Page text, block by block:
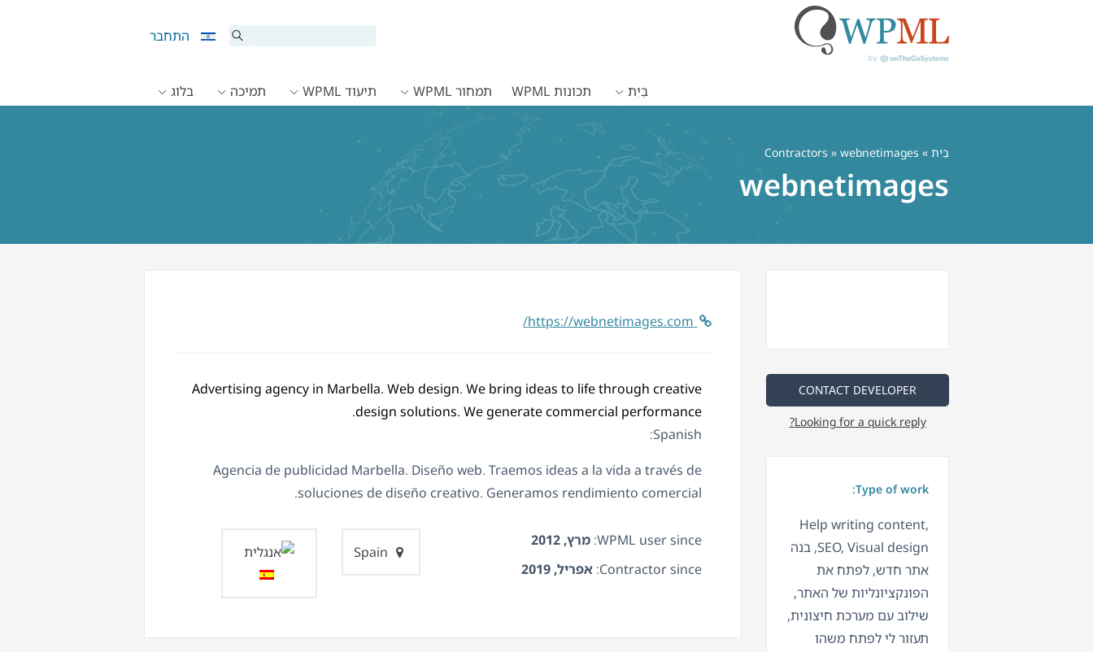
התחבר
בַּיִת תכונות WPML תמחור WPML תיעוד WPML תמיכה בלוג
בַּיִת »
Contractors » webnetimages
webnetimages
CONTACT DEVELOPER
Looking for a quick reply?
Type of work:
Help writing content,
SEO, Visual design, בנה
אתר חדש, לפתח את
הפונקציונליות של האתר,
שילוב עם מערכת חיצונית,
תעזור לי לפתח משהו
Advertising agency in Marbella. Web design. We bring ideas to life through creative
design solutions. We generate commercial performance.
Spanish:
Agencia de publicidad Marbella. Diseño web. Traemos ideas a la vida a través de
soluciones de diseño creativo. Generamos rendimiento comercial.
WPML user since: מרץ, 2012
Contractor since: אפריל, 2019